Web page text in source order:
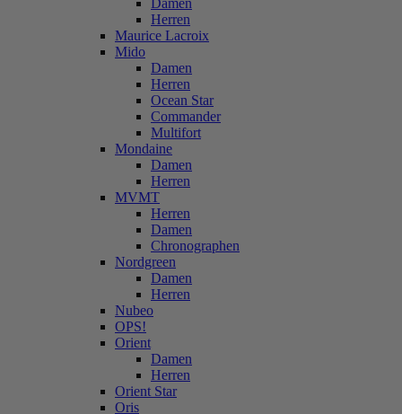
Damen
Herren
Maurice Lacroix
Mido
Damen
Herren
Ocean Star
Commander
Multifort
Mondaine
Damen
Herren
MVMT
Herren
Damen
Chronographen
Nordgreen
Damen
Herren
Nubeo
OPS!
Orient
Damen
Herren
Orient Star
Oris